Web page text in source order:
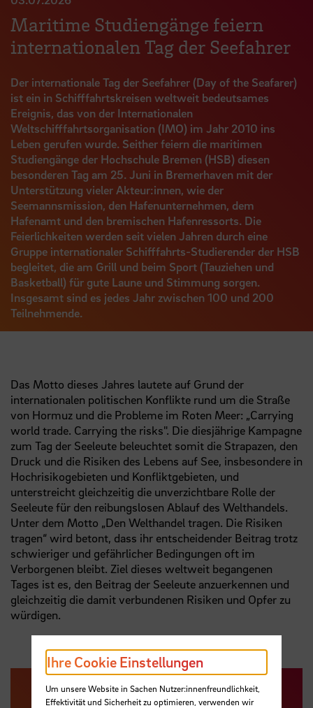
Maritime Studiengänge feiern
internationalen Tag der Seefahrer
Der internationale Tag der Seefahrer (Day of the Seafarer)
ist ein in Schifffahrtskreisen weltweit bedeutsames
Ereignis, das von der Internationalen
Weltschifffahrtsorganisation (IMO) im Jahr 2010 ins
Leben gerufen wurde. Seither feiern die maritimen
Studiengänge der Hochschule Bremen (HSB) diesen
besonderen Tag am 25. Juni in Bremerhaven mit der
Unterstützung vieler Akteur:innen, wie der
Seemannsmission, den Hafenunternehmen, dem
Hafenamt und den bremischen Hafenressorts. Die
Feierlichkeiten werden seit vielen Jahren durch eine
Gruppe internationaler Schifffahrts-Studierender der HSB
begleitet, die am Grill und beim Sport (Tauziehen und
Basketball) für gute Laune und Stimmung sorgen.
Insgesamt sind es jedes Jahr zwischen 100 und 200
Teilnehmende.
Das Motto dieses Jahres lautete auf Grund der
internationalen politischen Konflikte rund um die Straße
von Hormuz und die Probleme im Roten Meer: „Carrying
world trade. Carrying the risks". Die diesjährige Kampagne
zum Tag der Seeleute beleuchtet somit die Strapazen, den
Druck und die Risiken des Lebens auf See, insbesondere in
Hochrisikogebieten und Konfliktgebieten, und
unterstreicht gleichzeitig die unverzichtbare Rolle der
Seeleute für den reibungslosen Ablauf des Welthandels.
Unter dem Motto „Den Welthandel tragen. Die Risiken
tragen“ wird betont, dass ihr entscheidender Beitrag trotz
schwieriger und gefährlicher Bedingungen oft im
Verborgenen bleibt. Ziel dieses weltweit begangenen
Tages ist es, den Beitrag der Seeleute anzuerkennen und
gleichzeitig die damit verbundenen Risiken und Opfer zu
würdigen.
Ihre Cookie Einstellungen
Um unsere Website in Sachen Nutzer:innenfreundlichkeit,
Effektivität und Sicherheit zu optimieren, verwenden wir